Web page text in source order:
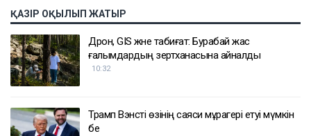
ҚАЗІР ОҚЫЛЫП ЖАТЫР
Дрон, GIS және табиғат: Бурабай жас
ғалымдардың зертханасына айналды
10:32
Трамп Вэнсті өзінің саяси мұрагері етуі мүмкін
бе